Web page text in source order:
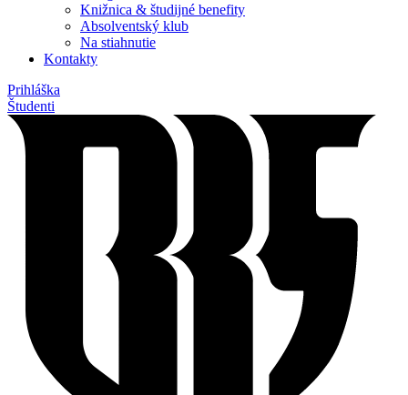
Knižnica & študijné benefity
Absolventský klub
Na stiahnutie
Kontakty
Prihláška
Študenti